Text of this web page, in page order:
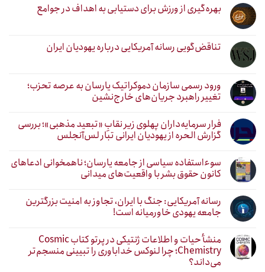
بهره‌گیری از ورزش برای دستیابی به اهداف در جوامع
تناقض‌گویی رسانه آمریکایی درباره یهودیان ایران
ورود رسمی سازمان دموکراتیک یارسان به عرصه تحزب؛
تغییر راهبرد جریان‌های خارج‌نشین
فرار سرمایه‌داران پهلوی زیر نقابِ «تبعید مذهبی»؛ بررسی
گزارش الحره از یهودیان ایرانی تبار لس‌آنجلس
سوءاستفاده سیاسی از جامعه یارسان؛ ناهمخوانی ادعاهای
کانون حقوق بشر با واقعیت‌های میدانی
رسانه آمریکایی: جنگ با ایران، تجاوز به امنیت بزرگترین
جامعه یهودی خاورمیانه است!
منشأ حیات و اطلاعات ژنتیکی در پرتو کتاب Cosmic
Chemistry؛ چرا لنوکس خداباوری را تبیینی منسجم‌تر
می‌داند؟